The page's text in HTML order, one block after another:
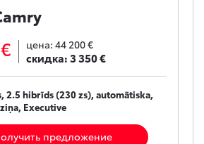
цена: 44 200 €
скидка:3 350 €
2.5 hibrīds (230 zs), automātiska,
Executive
предложение